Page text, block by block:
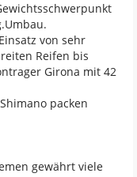
von sehr
Reifen bis
Girona mit 42
packen
gewährt viele